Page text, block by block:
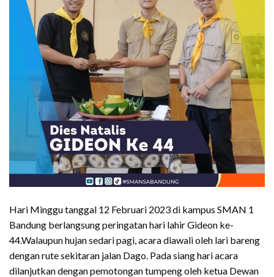
Hari Minggu tanggal 12 Februari 2023 di kampus SMAN 1
Bandung berlangsung peringatan hari lahir Gideon ke-
44.Walaupun hujan sedari pagi, acara diawali oleh lari bareng
dengan rute sekitaran jalan Dago. Pada siang hari acara
dilanjutkan dengan pemotongan tumpeng oleh ketua Dewan